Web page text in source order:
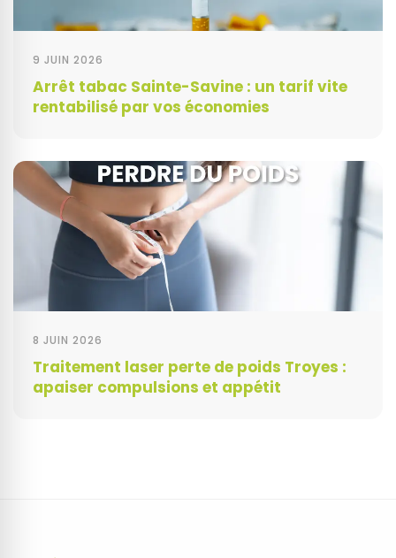
9 JUIN 2026
Arrêt tabac Sainte-Savine : un tarif vite
rentabilisé par vos économies
8 JUIN 2026
Traitement laser perte de poids Troyes :
apaiser compulsions et appétit